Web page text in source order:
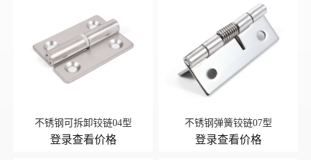
不锈钢可拆卸铰链04型
登录查看价格
不锈钢弹簧铰链07型
登录查看价格